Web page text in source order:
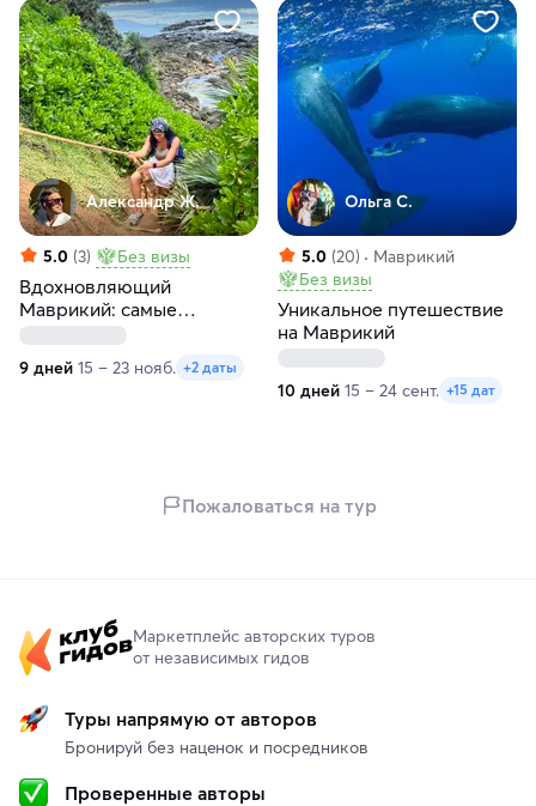
Александр Ж.
5.0 (3) Без визы
Вдохновляющий
Маврикий: самые
9 дней 15 – 23 нояб. +2 даты
Ольга С.
5.0 (20)
Маврикий
Без визы
Уникальное путешествие
на Маврикий
10 дней 15 – 24 сент. +15 дат
Пожаловаться на тур
Маркетплейс авторских туров
от независимых гидов
Туры напрямую от авторов
Бронируй без наценок и посредников
Проверенные авторы